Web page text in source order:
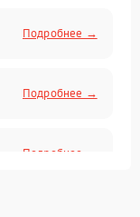
Подробнее →
Подробнее →
Подробнее →